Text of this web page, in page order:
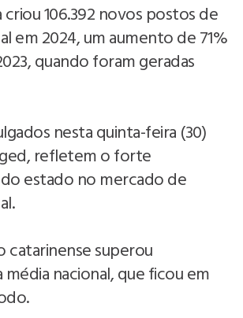
criou 106.392 novos postos de
em 2024, um aumento de 71%
quando foram geradas
nesta quinta-feira (30)
refletem o forte
estado no mercado de
catarinense superou
nacional, que ficou em